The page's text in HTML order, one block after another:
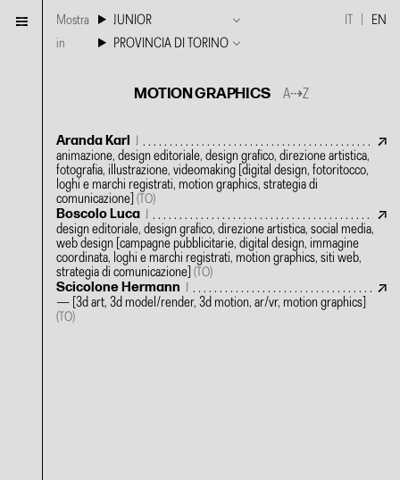
Mostra
JUNIOR
in
PROVINCIA DI TORINO
MOTION GRAPHICS A⇢Z
EN
Aranda Karl J
animazione, design editoriale, design grafico, direzione artistica,
fotografia, illustrazione, videomaking [digital design, fotoritocco,
loghi e marchi registrati, motion graphics, strategia di
comunicazione] (TO)
Boscolo Luca J
design editoriale, design grafico, direzione artistica, social media,
web design [campagne pubblicitarie, digital design, immagine
coordinata, loghi e marchi registrati, motion graphics, siti web,
strategia di comunicazione] (TO)
Scicolone Hermann J
— [3d art, 3d model/render, 3d motion, ar/vr, motion graphics]
(TO)